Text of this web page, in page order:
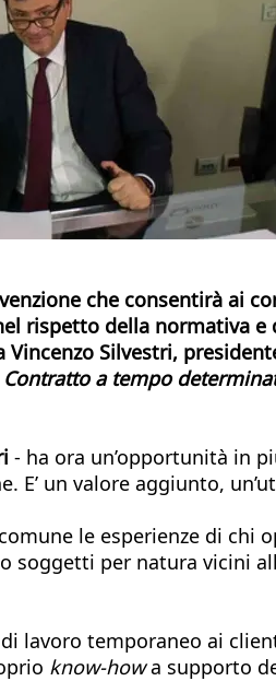
che consentirà ai
rispetto della normativa
Silvestri,
Contratto a tempo
- ha ora un’opportunità in
un valore aggiunto,
le esperienze di chi
per natura vicini
lavoro temporaneo ai
know-howa supporto